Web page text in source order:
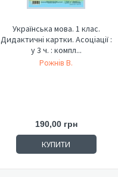
Українська мова. 1 клас.
Дидактичні картки. Асоціації :
у 3 ч. : компл...
Рожнів В.
190,00 грн
КУПИТИ